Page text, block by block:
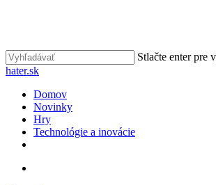
content
Stlačte enter pre
Close
hater.sk
vyhľadávať
Menu
Domov
Novinky
Hry
Technológie a inovácie